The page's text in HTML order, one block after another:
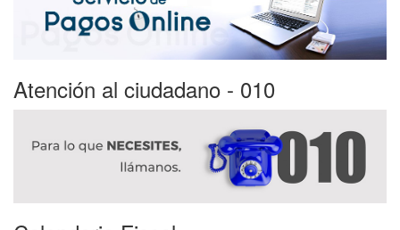
Atención al ciudadano - 010